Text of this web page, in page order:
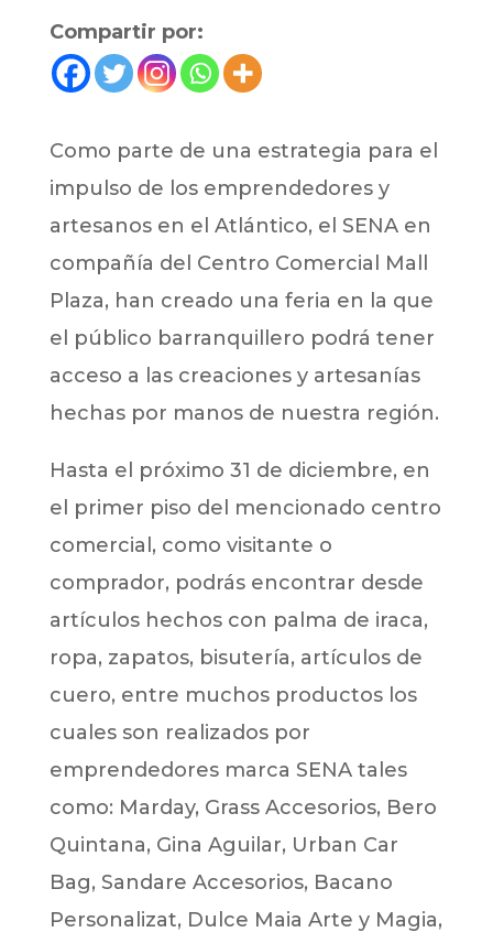
Compartir por:
Como parte de una estrategia para el
impulso de los emprendedores y
artesanos en el Atlántico, el SENA en
compañía del Centro Comercial Mall
Plaza, han creado una feria en la que
el público barranquillero podrá tener
acceso a las creaciones y artesanías
hechas por manos de nuestra región.
Hasta el próximo 31 de diciembre, en
el primer piso del mencionado centro
comercial, como visitante o
comprador, podrás encontrar desde
artículos hechos con palma de iraca,
ropa, zapatos, bisutería, artículos de
cuero, entre muchos productos los
cuales son realizados por
emprendedores marca SENA tales
como: Marday, Grass Accesorios, Bero
Quintana, Gina Aguilar, Urban Car
Bag, Sandare Accesorios, Bacano
Personalizat, Dulce Maia Arte y Magia,